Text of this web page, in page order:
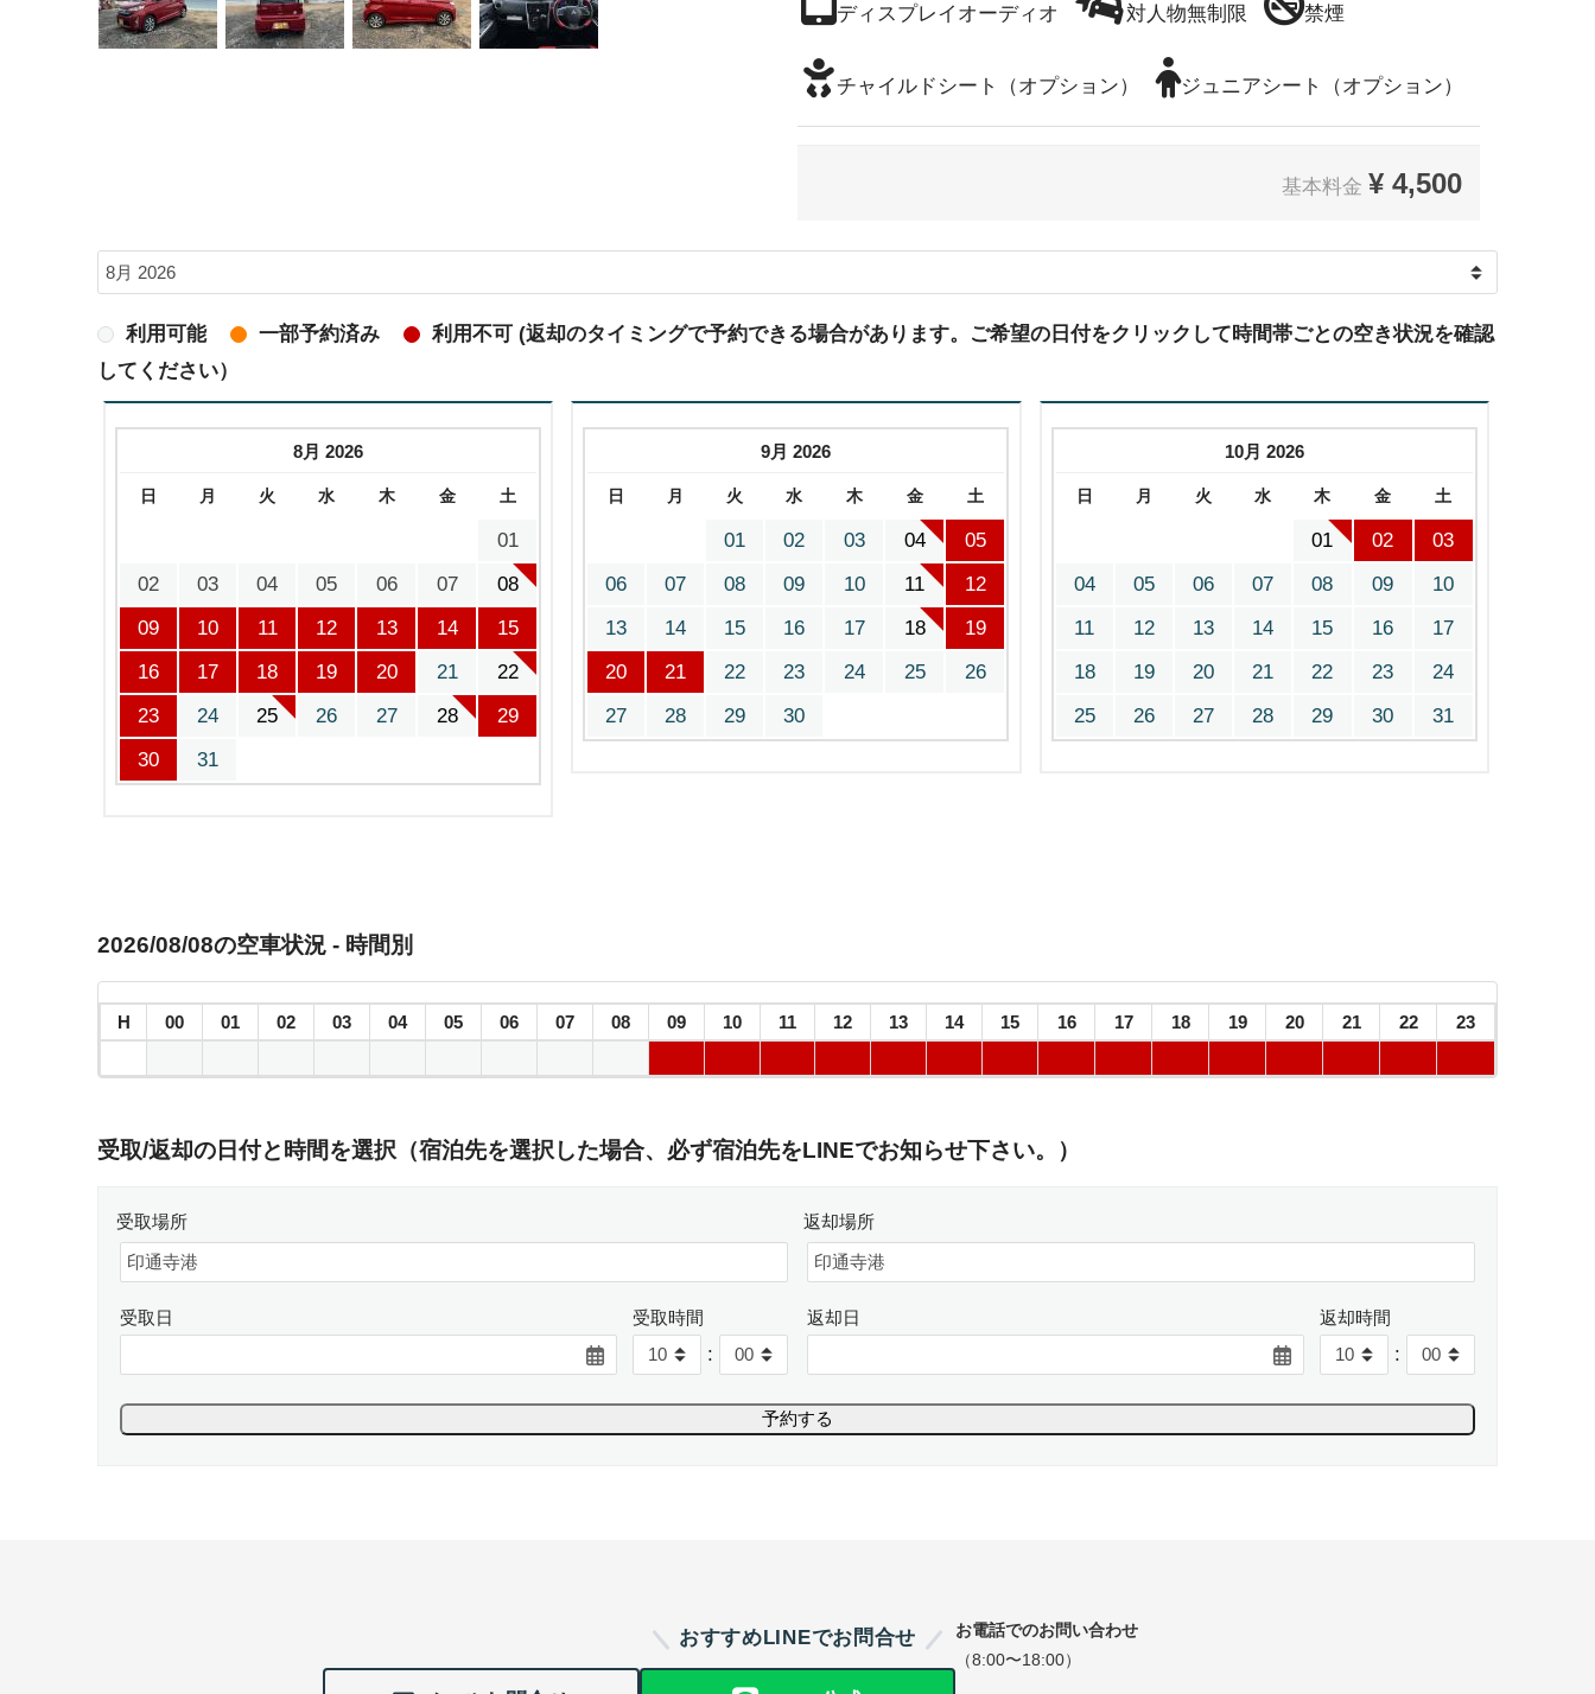
ディスプレイオーディオ 対人物無制限 禁煙
チャイルドシート（オプション） ジュニアシート（オプション）
基本料金 ¥ 4,500
利用可能 一部予約済み
利用不可 (返却のタイミングで予約できる場合があります。ご希望の日付をクリックして時間帯ごとの空き状況を確認
してください）
8月 2026
日 月 火 水 木 金 土
01
02
03 04 05 06 07
08
09
10 11 12 13 14
15
16
17 18 19 20 21
22
23
24 25 26 27 28
29
30
31
9月 2026
日 月 火 水 木 金 土
01 02 03 04
05
06
07 08 09 10 11
12
13
14 15 16 17 18
19
20
21 22 23 24 25
26
27
28 29 30
10月 2026
日 月 火 水 木 金 土
01 02
03
04
05 06 07 08 09
10
11
12 13 14 15 16
17
18
19 20 21 22 23
24
25
26 27 28 29 30 31
2026/08/08の空車状況 - 時間別
H 00 01 02 03 04 05 06 07 08 09 10 11 12 13 14 15 16 17 18 19 20 21 22 23
受取/返却の日付と時間を選択（宿泊先を選択した場合、必ず宿泊先をLINEでお知らせ下さい。）
受取場所 返却場所
受取日 受取時間
:
返却日 返却時間
:
おすすめLINEでお問合せ
お電話でのお問い合わせ
（8:00〜18:00）